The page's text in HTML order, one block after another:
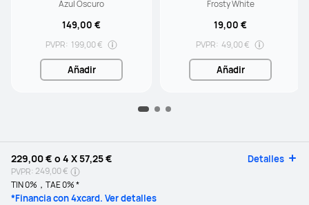
Azul Oscuro
149,00 €
PVPR: 199,00 €
Añadir
Frosty White
19,00 €
PVPR: 49,00 €
Añadir
229,00 € o 4 X57,25 € Detalles
PVPR: 249,00 €
TIN 0%，TAE 0% *
*Financia con 4xcard. Ver detalles